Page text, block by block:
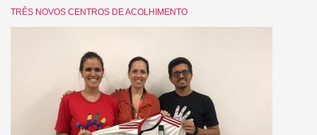
TRÊS NOVOS CENTROS DE ACOLHIMENTO